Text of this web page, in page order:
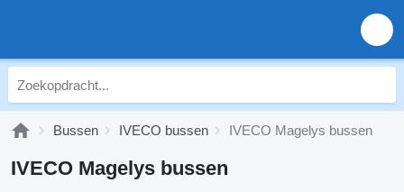
Bussen IVECO bussen IVECO Magelys bussen
IVECO Magelys bussen